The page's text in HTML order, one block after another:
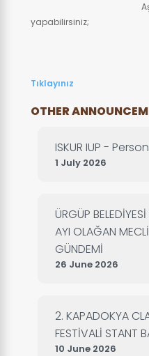
Aşağıdaki link
Tıklayınız
OTHER
ISKUR IUP -
1 July 2026
ÜRGÜP
AYI OLAĞAN
GÜNDEMİ
26 June 2026
2. KAPADOKYA
FESTİVALİ STANT
10 June 2026